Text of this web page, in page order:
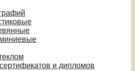
и дипломов